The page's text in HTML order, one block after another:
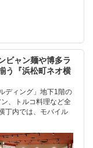
ビャン麺や博多ラ
う『浜松町ネオ横
ディング」地下1階の
、トルコ料理など全
丁内では、モバイル